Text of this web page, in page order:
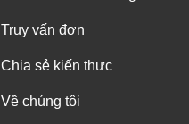
Truy vấn đơn
Chia sẻ kiến thưc
Về chúng tôi